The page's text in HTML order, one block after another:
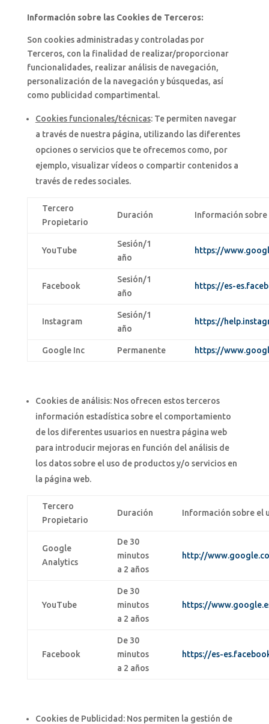
Información sobre las Cookies de Terceros:
Son cookies administradas y controladas por
Terceros, con la finalidad de realizar/proporcionar
funcionalidades, realizar análisis de navegación,
personalización de la navegación y búsquedas, así
como publicidad compartimental.
Cookies funcionales/técnicas: Te permiten navegar
a través de nuestra página, utilizando las diferentes
opciones o servicios que te ofrecemos como, por
ejemplo, visualizar vídeos o compartir contenidos a
través de redes sociales.
Tercero
Propietario
Duración Información
YouTube
Sesión/1
año
https://
Facebook
Sesión/1
año
https://es-
Instagram
Sesión/1
año
https://
Google Inc Permanente https://
Cookies de análisis: Nos ofrecen estos terceros
información estadística sobre el comportamiento
de los diferentes usuarios en nuestra página web
para introducir mejoras en función del análisis de
los datos sobre el uso de productos y/o servicios en
la página web.
Tercero
Propietario
Duración Información sobre el
Google
Analytics
De 30
minutos
a 2 años
http://
YouTube
De 30
minutos
a 2 años
https://
Facebook
De 30
minutos
a 2 años
https://es-
Cookies de Publicidad: Nos permiten la gestión de